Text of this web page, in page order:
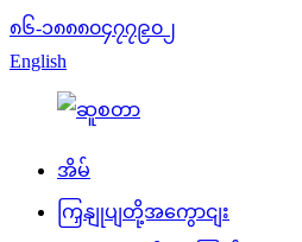
၈၆-၁၈၈၈၀၄၇၇၉၀၂
English
အိမ်
ကြှနျုပျတို့အကွောငျး